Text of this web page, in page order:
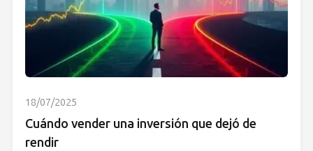
18/07/2025
Cuándo vender una inversión que dejó de
rendir